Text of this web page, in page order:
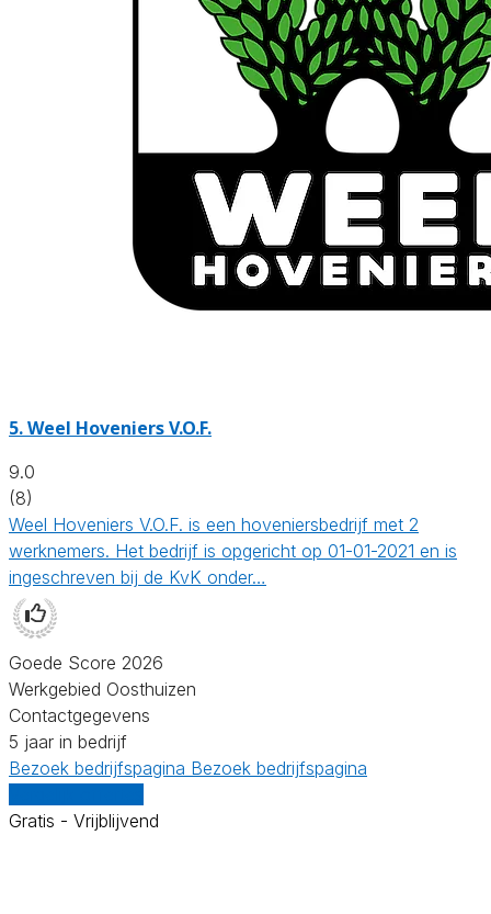
5.Weel Hoveniers V.O.F.
9.0
(8)
Weel Hoveniers V.O.F. is een hoveniersbedrijf met 2
werknemers. Het bedrijf is opgericht op 01-01-2021 en is
ingeschreven bij de KvK onder…
Goede Score 2026
Werkgebied Oosthuizen
Contactgegevens
5 jaar in bedrijf
Bezoek bedrijfspagina Bezoek bedrijfspagina
Gratis - Vrijblijvend